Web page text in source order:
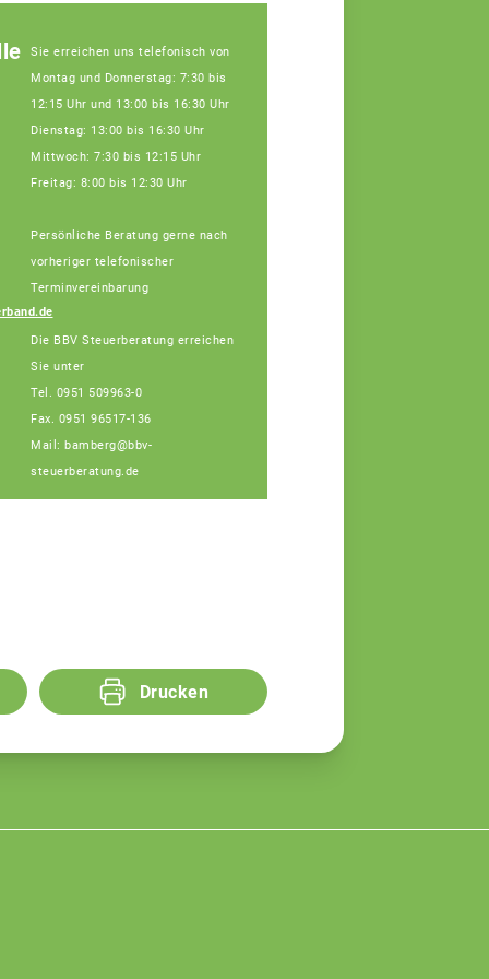
Sie erreichen uns telefonisch von
Montag und Donnerstag: 7:30 bis
12:15 Uhr und 13:00 bis 16:30 Uhr
Dienstag: 13:00 bis 16:30 Uhr
Mittwoch: 7:30 bis 12:15 Uhr
Freitag: 8:00 bis 12:30 Uhr
Persönliche Beratung gerne nach
vorheriger telefonischer
Terminvereinbarung
Die BBV Steuerberatung erreichen
Sie unter
Tel. 0951 509963-0
Fax. 0951 96517-136
Mail: bamberg@bbv-
steuerberatung.de
Drucken